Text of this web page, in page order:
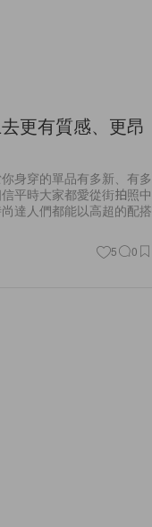
更有質感、更昂
身穿的單品有多新、有多
平時大家都愛從街拍照中
達人們都能以高超的配搭
5 0